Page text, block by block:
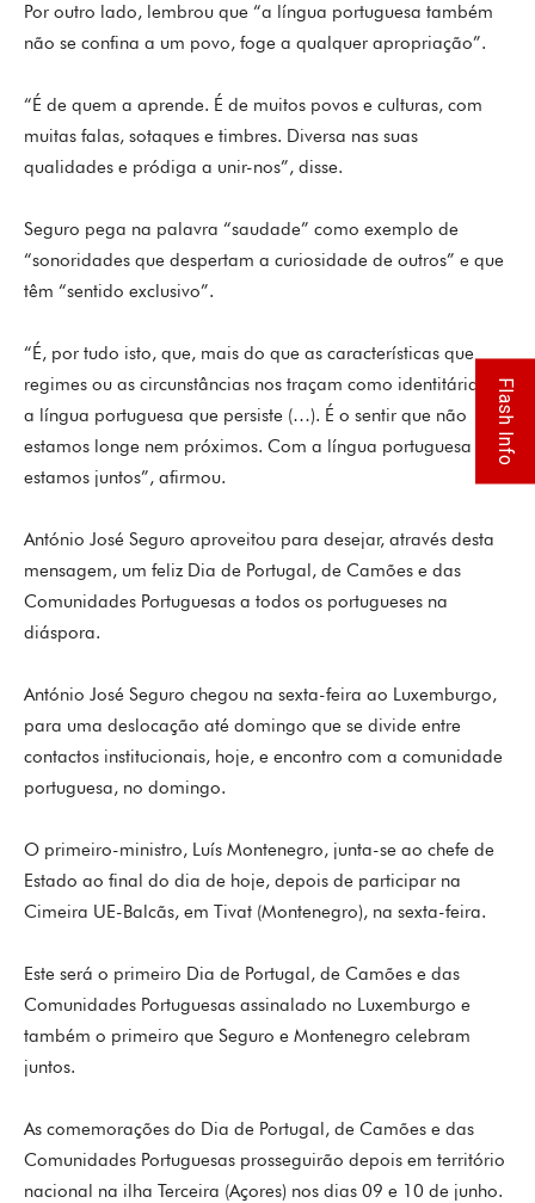
Por outro lado, lembrou que “a língua portuguesa também
não se confina a um povo, foge a qualquer apropriação”.
“É de quem a aprende. É de muitos povos e culturas, com
muitas falas, sotaques e timbres. Diversa nas suas
qualidades e pródiga a unir-nos”, disse.
Seguro pega na palavra “saudade” como exemplo de
“sonoridades que despertam a curiosidade de outros” e que
têm “sentido exclusivo”.
“É, por tudo isto, que, mais do que as características que
regimes ou as circunstâncias nos traçam como identitárias, é
a língua portuguesa que persiste (…). É o sentir que não
estamos longe nem próximos. Com a língua portuguesa
estamos juntos”, afirmou.
António José Seguro aproveitou para desejar, através desta
mensagem, um feliz Dia de Portugal, de Camões e das
Comunidades Portuguesas a todos os portugueses na
diáspora.
António José Seguro chegou na sexta-feira ao Luxemburgo,
para uma deslocação até domingo que se divide entre
contactos institucionais, hoje, e encontro com a comunidade
portuguesa, no domingo.
O primeiro-ministro, Luís Montenegro, junta-se ao chefe de
Estado ao final do dia de hoje, depois de participar na
Cimeira UE-Balcãs, em Tivat (Montenegro), na sexta-feira.
Este será o primeiro Dia de Portugal, de Camões e das
Comunidades Portuguesas assinalado no Luxemburgo e
também o primeiro que Seguro e Montenegro celebram
juntos.
As comemorações do Dia de Portugal, de Camões e das
Comunidades Portuguesas prosseguirão depois em território
nacional na ilha Terceira (Açores) nos dias 09 e 10 de junho.
Flash Info